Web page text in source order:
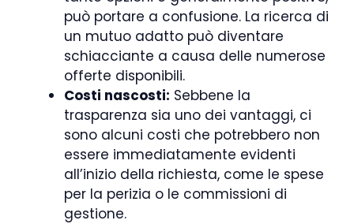
può portare a confusione. La ricerca di
un mutuo adatto può diventare
schiacciante a causa delle numerose
offerte disponibili.
Costi nascosti: Sebbene la
trasparenza sia uno dei vantaggi, ci
sono alcuni costi che potrebbero non
essere immediatamente evidenti
all’inizio della richiesta, come le spese
per la perizia o le commissioni di
gestione.